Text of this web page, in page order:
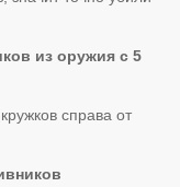
из оружия с 5
справа от